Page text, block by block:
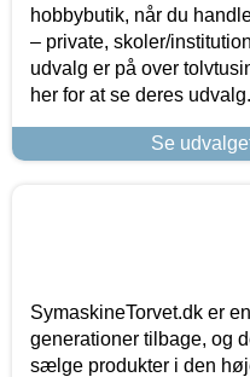
hobbybutik, når du
– private, skoler/
udvalg er på over
her for at se deres udvalg.
Se
SymaskineTorvet.dk er
generationer tilbage, og
sælge produkter i den